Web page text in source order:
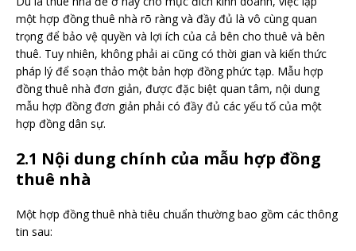
một hợp đồng thuê nhà rõ ràng và đầy đủ là vô cùng quan
trọng để bảo vệ quyền và lợi ích của cả bên cho thuê và bên
thuê. Tuy nhiên, không phải ai cũng có thời gian và kiến thức
pháp lý để soạn thảo một bản hợp đồng phức tạp. Mẫu hợp
đồng thuê nhà đơn giản, được đặc biệt quan tâm, nội dung
mẫu hợp đồng đơn giản phải có đầy đủ các yếu tố của một
hợp đồng dân sự.
2.1 Nội dung chính của mẫu hợp đồng
thuê nhà
Một hợp đồng thuê nhà tiêu chuẩn thường bao gồm các thông
tin sau: